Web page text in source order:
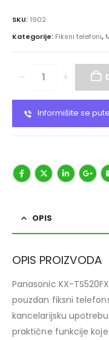
SKU: 1902
Kategorije: Fiksni telefoni,
Informišite se
OPIS
OPIS PROIZVODA
Panasonic KX-
pouzdan fiksni
kancelarijsku
praktične funkcije